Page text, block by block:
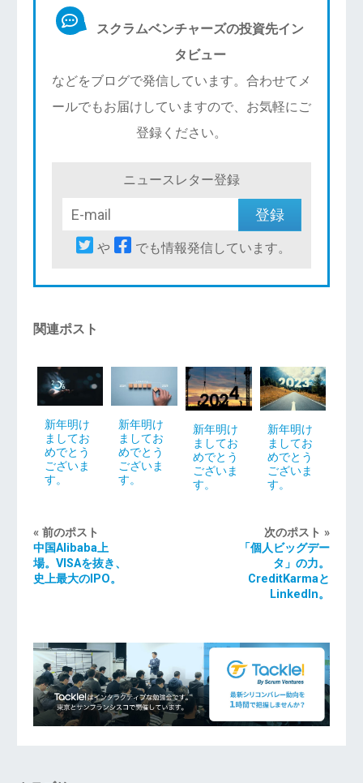
スクラムベンチャーズの投資先イン
タビュー
などをブログで発信しています。合わせてメ
ールでもお届けしていますので、お気軽にご
登録ください。
ニュースレター登録
や でも情報発信しています。
関連ポスト
新年明け
ましてお
めでとう
ございま
す。
新年明け
ましてお
めでとう
ございま
す。
新年明け
ましてお
めでとう
ございま
す。
新年明け
ましてお
めでとう
ございま
す。
« 前のポスト
中国Alibaba上
場。VISAを抜き、
史上最大のIPO。
次のポスト »
「個人ビッグデー
タ」の力。
CreditKarmaと
LinkedIn。